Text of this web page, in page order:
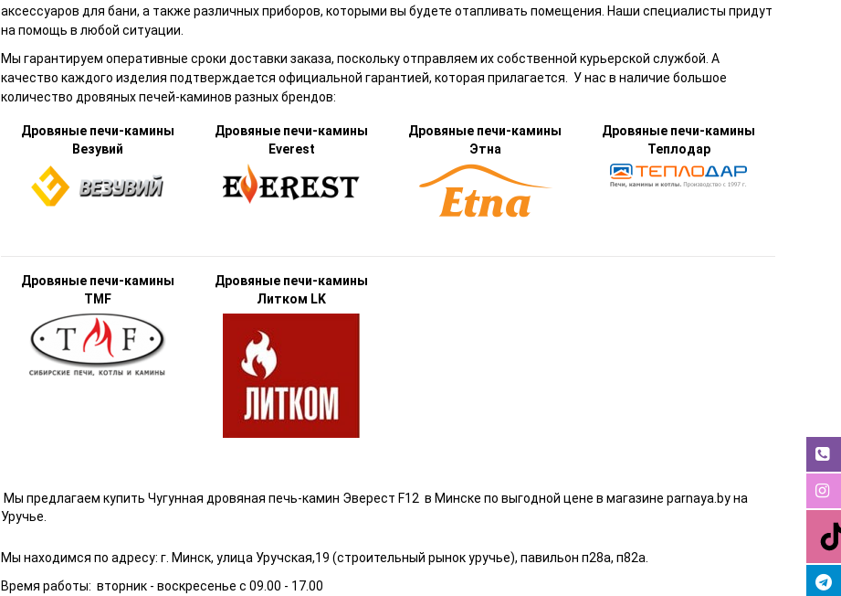
аксессуаров для бани, а также различных приборов, которыми вы будете отапливать помещения. Наши специалисты придут
на помощь в любой ситуации.
Мы гарантируем оперативные сроки доставки заказа, поскольку отправляем их собственной курьерской службой. А
качество каждого изделия подтверждается официальной гарантией, которая прилагается. У нас в наличие большое
количество дровяных печей-каминов разных брендов:
Дровяные печи-камины
Везувий
Дровяные печи-камины
Everest
Дровяные печи-камины
Этна
Дровяные печи-камины
Теплодар
Дровяные печи-камины
TMF
Дровяные печи-камины
Литком LK
Мы предлагаем купить Чугунная дровяная печь-камин Эверест F12 в Минске по выгодной цене в магазине parnaya.by на
Уручье.
Мы находимся по адресу: г. Минск, улица Уручская,19 (строительный рынок уручье), павильон п28а, п82а.
Время работы: вторник - воскресенье с 09.00 - 17.00